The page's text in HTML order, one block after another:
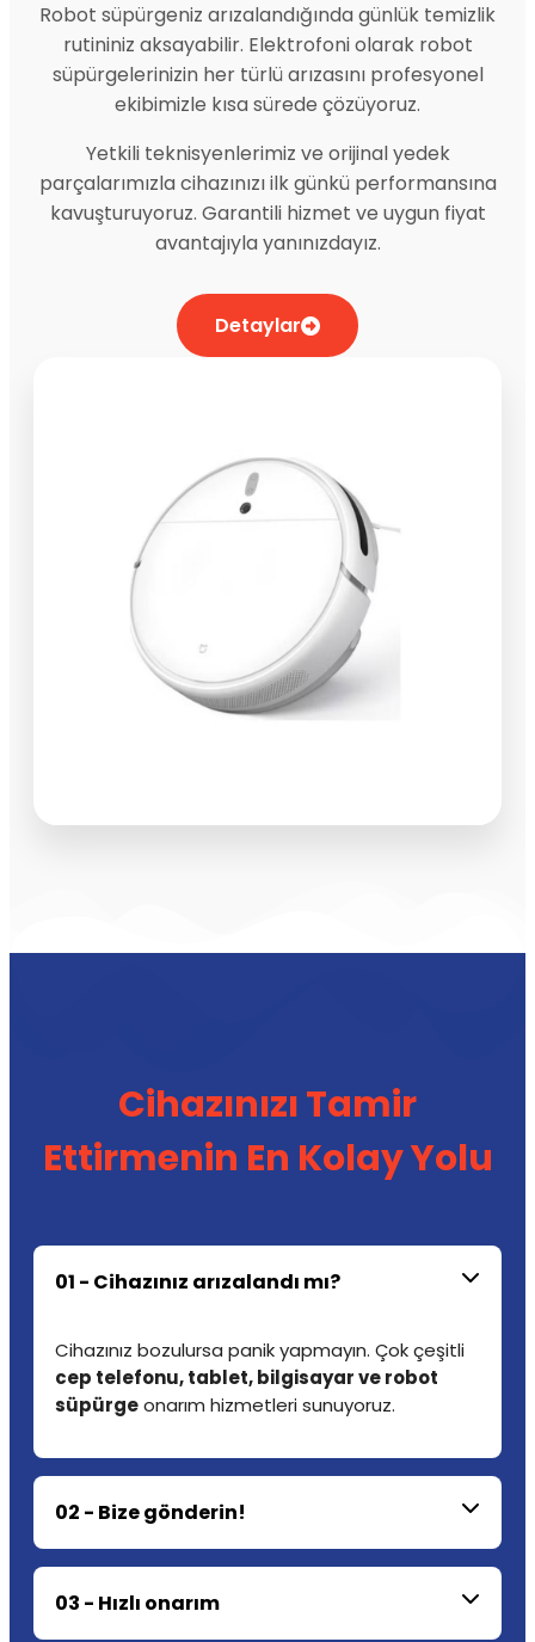
Robot süpürgeniz arızalandığında günlük temizlik
rutininiz aksayabilir. Elektrofoni olarak robot
süpürgelerinizin her türlü arızasını profesyonel
ekibimizle kısa sürede çözüyoruz.
Yetkili teknisyenlerimiz ve orijinal yedek
parçalarımızla cihazınızı ilk günkü performansına
kavuşturuyoruz. Garantili hizmet ve uygun fiyat
avantajıyla yanınızdayız.
Detaylar
Cihazınızı Tamir
Ettirmenin En Kolay Yolu
01 - Cihazınız arızalandı mı?
Cihazınız bozulursa panik yapmayın. Çok çeşitli
cep telefonu, tablet, bilgisayar ve robot
süpürgeonarım hizmetleri sunuyoruz.
02 - Bize gönderin!
03 - Hızlı onarım